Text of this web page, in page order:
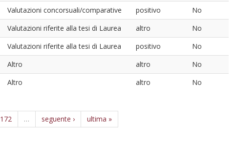
Valutazioni concorsuali/comparative positivo
No
Valutazioni riferite alla tesi di Laurea altro
No
Valutazioni riferite alla tesi di Laurea positivo
No
Altro altro
No
Altro altro No
172 … seguente › ultima »